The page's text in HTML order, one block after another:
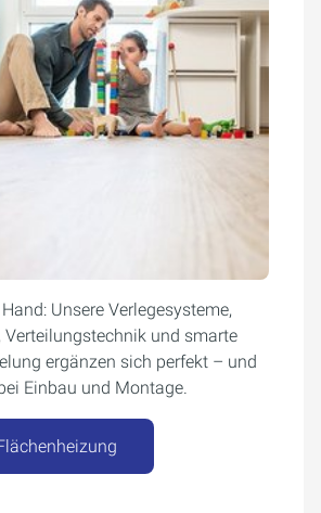
Unsere Verlegesysteme,
Verteilungstechnik und smarte
ergänzen sich perfekt – und
Einbau und Montage.